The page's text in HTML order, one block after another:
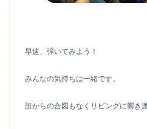
早速、弾いてみよう！
みんなの気持ちは一緒です。
誰からの合図もなくリビングに響き